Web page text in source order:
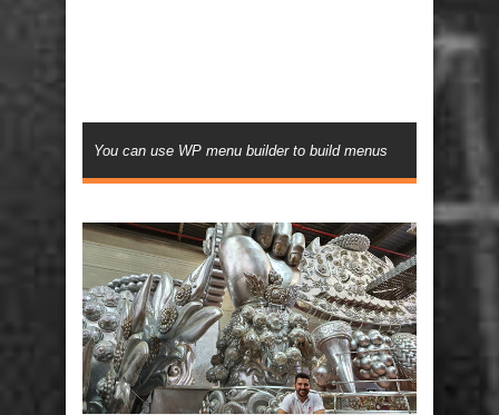
You can use WP menu builder to build menus